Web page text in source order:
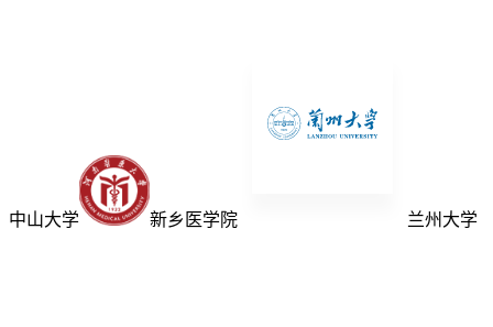
中山大学 新乡医学院 兰州大学